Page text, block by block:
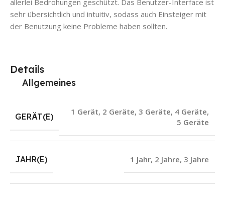
sehr übersichtlich und intuitiv, sodass auch Einsteiger mit
der Benutzung keine Probleme haben sollten.
Details
Allgemeines
GERÄT(E)
1 Gerät, 2 Geräte, 3 Geräte, 4 Geräte,
5 Geräte
JAHR(E) 1 Jahr, 2 Jahre, 3 Jahre